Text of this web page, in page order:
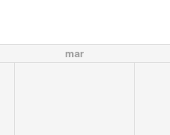
mar